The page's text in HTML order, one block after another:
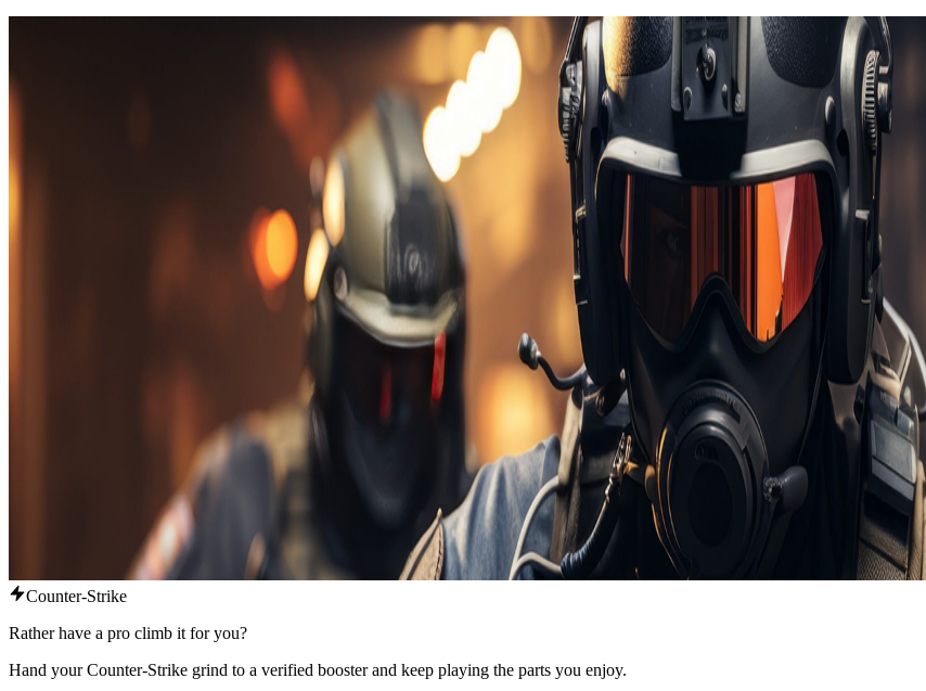
Counter-Strike
Rather have a pro climb it for you?
Hand your Counter-Strike grind to a verified booster and keep playing the parts you enjoy.